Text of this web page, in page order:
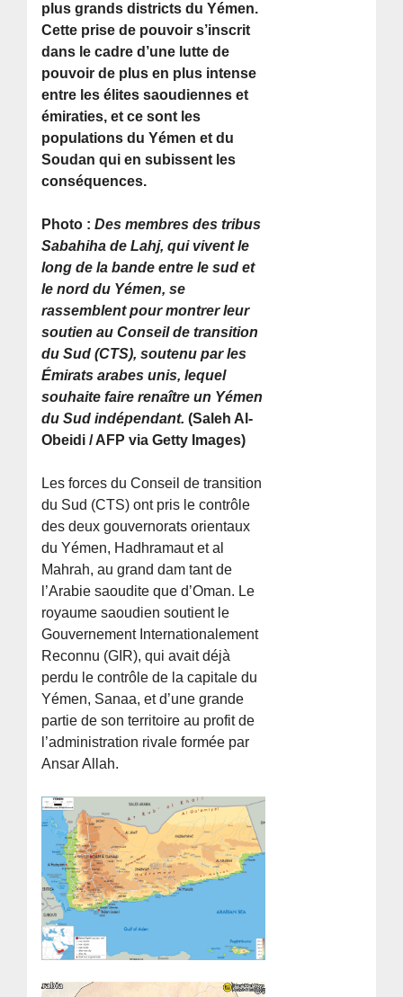
plus grands districts du Yémen.
Cette prise de pouvoir s’inscrit
dans le cadre d’une lutte de
pouvoir de plus en plus intense
entre les élites saoudiennes et
émiraties, et ce sont les
populations du Yémen et du
Soudan qui en subissent les
conséquences.
Photo :Des membres des tribus
Sabahiha de Lahj, qui vivent le
long de la bande entre le sud et
le nord du Yémen, se
rassemblent pour montrer leur
soutien au Conseil de transition
du Sud (CTS), soutenu par les
Émirats arabes unis, lequel
souhaite faire renaître un Yémen
du Sud indépendant. (Saleh Al-
Obeidi / AFP via Getty Images)
Les forces du Conseil de transition
du Sud (CTS) ont pris le contrôle
des deux gouvernorats orientaux
du Yémen, Hadhramaut et al
Mahrah, au grand dam tant de
l’Arabie saoudite que d’Oman. Le
royaume saoudien soutient le
Gouvernement Internationalement
Reconnu (GIR), qui avait déjà
perdu le contrôle de la capitale du
Yémen, Sanaa, et d’une grande
partie de son territoire au profit de
l’administration rivale formée par
Ansar Allah.